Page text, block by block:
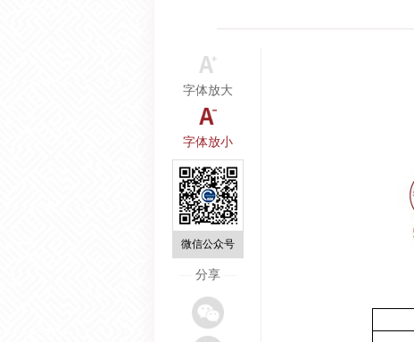
字体放大
字体放小
微信公众号
分享